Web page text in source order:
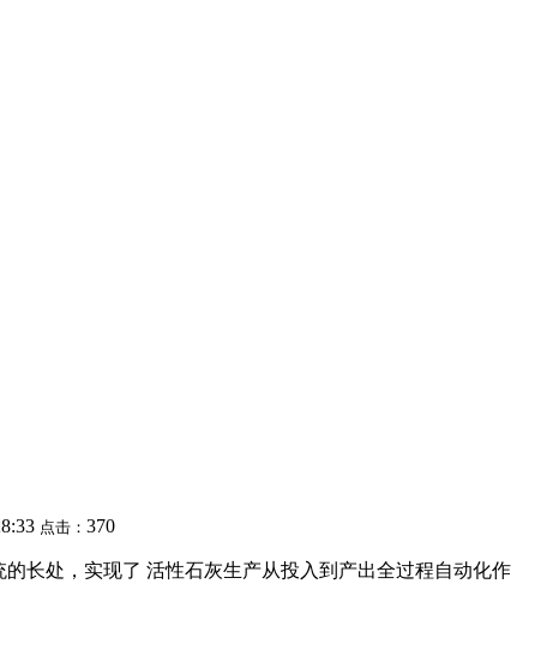
点击： 370
长处，实现了 活性石灰生产从投入到产出全过程自动化作